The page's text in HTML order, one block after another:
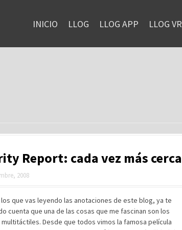
INICIO LLOG LLOG APP LLOG VR
Report: cada vez más cerca
2008
que vas leyendo las anotaciones de este blog, ya te
cuenta que una de las cosas que me fascinan son los
Desde que todos vimos la famosa película